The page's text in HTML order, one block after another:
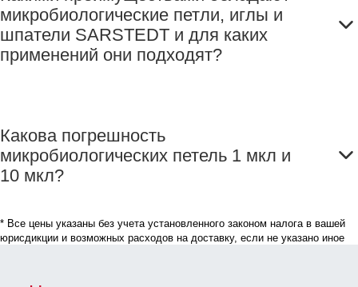
микробиологические петли, иглы и
шпатели SARSTEDT и для каких
применений они подходят?
Какова погрешность
микробиологических петель 1 мкл и
10 мкл?
* Все цены указаны без учета установленного законом налога в вашей
юрисдикции и возможных расходов на доставку, если не указано иное